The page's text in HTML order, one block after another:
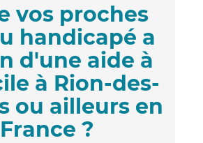
vos proches
handicapé a
d'une aide à
à Rion-des-
ou ailleurs en
France ?